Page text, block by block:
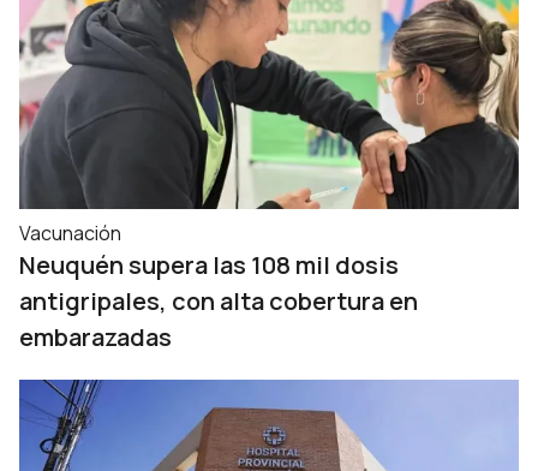
Vacunación
Neuquén supera las 108 mil dosis
antigripales, con alta cobertura en
embarazadas